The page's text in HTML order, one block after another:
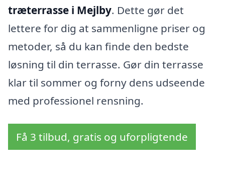
træterrasse i Mejlby. Dette gør det
lettere for dig at sammenligne priser og
metoder, så du kan finde den bedste
løsning til din terrasse. Gør din terrasse
klar til sommer og forny dens udseende
med professionel rensning.
Få 3 tilbud, gratis og uforpligtende